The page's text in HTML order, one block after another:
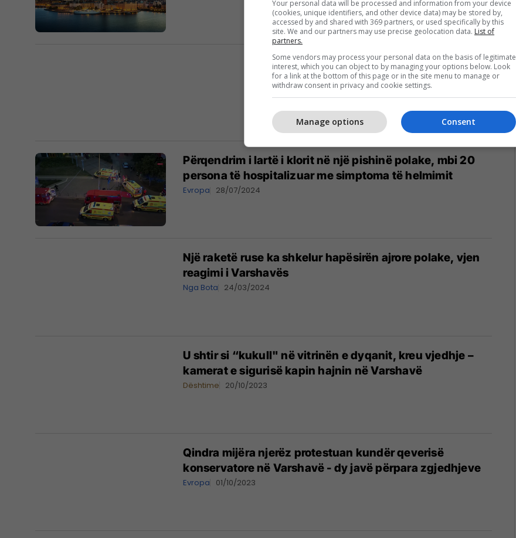
Përqendrim i lartë i klorit në një pishinë polake, mbi 20
persona të hospitalizuar me simptoma të helmimit
Evropa 28/07/2024
Një raketë ruse ka shkelur hapësirën ajrore polake, vjen
reagimi i Varshavës
Nga Bota 24/03/2024
U shtir si “kukull" në vitrinën e dyqanit, kreu vjedhje –
kamerat e sigurisë kapin hajnin në Varshavë
Dështime 20/10/2023
Qindra mijëra njerëz protestuan kundër qeverisë
konservatore në Varshavë - dy javë përpara zgjedhjeve
Evropa 01/10/2023
Your personal data will be processed and information from your device
(cookies, unique identifiers, and other device data) may be stored by,
accessed by and shared with 369 partners, or used specifically by this
site. We and our partners may use precise geolocation data. List of
partners.
Some vendors may process your personal data on the basis of legitimate
interest, which you can object to by managing your options below. Look
for a link at the bottom of this page or in the site menu to manage or
withdraw consent in privacy and cookie settings.
Consent
Manage options